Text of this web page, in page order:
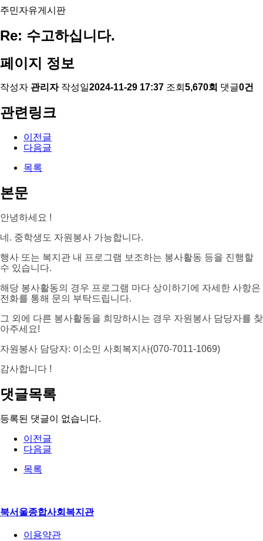
주민자유게시판
Re: 수고하십니다.
페이지 정보
작성자 관리자 작성일2024-11-29 17:37 조회 5,670회 댓글0건
관련링크
이전글
다음글
목록
본문
안녕하세요 !
네. 중학생도 자원봉사 가능합니다.
행사 또는 복지관 내 프로그램 보조하는 봉사활동 등을 진행할
수 있습니다.
해당 봉사활동의 경우 프로그램 마다 상이하기에 자세한 사항은
전화를 통해 문의 부탁드립니다.
그 외에 다른 봉사활동을 희망하시는 경우 자원봉사 담당자를 찾
아주세요!
자원봉사 담당자: 이소민 사회복지사(070-7011-1069)
감사합니다 !
댓글목록
등록된 댓글이 없습니다.
이전글
다음글
목록
북서울종합사회복지관
이용약관